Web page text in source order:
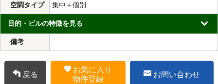
空調タイプ 集中＋個別
目的・ビルの特徴を見る
備考
戻る
お気に入り
物件登録
お問い合わせ